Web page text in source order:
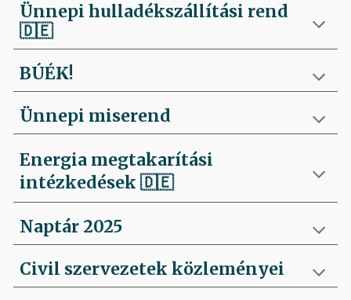
Ünnepi hulladékszállítási rend
🇩🇪
BÚÉK!
Ünnepi miserend
Energia megtakarítási
intézkedések🇩🇪
Naptár 2025
Civil szervezetek közleményei